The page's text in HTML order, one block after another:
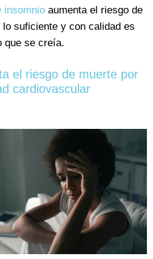
insomnio aumenta el riesgo de
suficiente y con calidad es
que se creía.
el riesgo de muerte por
cardiovascular